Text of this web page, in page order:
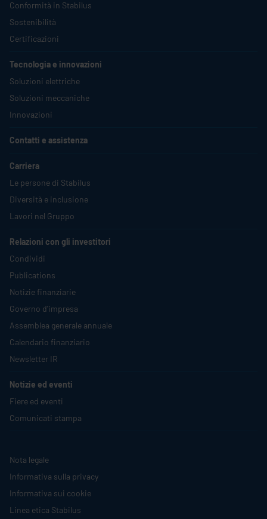
Conformità in Stabilus
Sostenibilità
Certificazioni
Tecnologia e innovazioni
Soluzioni elettriche
Soluzioni meccaniche
Innovazioni
Contatti e assistenza
Carriera
Le persone di Stabilus
Diversità e inclusione
Lavori nel Gruppo
Relazioni con gli investitori
Condividi
Publications
Notizie finanziarie
Governo d'impresa
Assemblea generale annuale
Calendario finanziario
Newsletter IR
Notizie ed eventi
Fiere ed eventi
Comunicati stampa
Nota legale
Informativa sulla privacy
Informativa sui cookie
Linea etica Stabilus